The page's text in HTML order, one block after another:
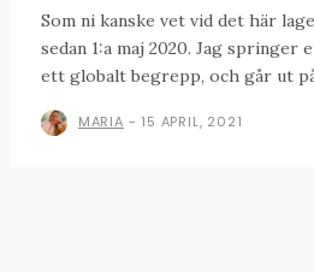
Som ni kanske vet vid det här
sedan 1:a maj 2020. Jag springer
ett globalt begrepp, och går ut
MARIA - 15 APRIL, 2021